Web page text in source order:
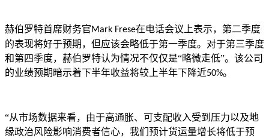
赫伯罗特首席财务官Mark Frese在电话会议上表示，第二季度
的表现将好于预期，但应该会略低于第一季度。对于第三季度
和第四季度，赫伯罗特认为情况不仅仅是“略微走低”。该公司
的业绩预期暗示着下半年收益将较上半年下降近50%。
“从市场数据来看，由于高通胀、可支配收入受到压力以及地
缘政治风险影响消费者信心，我们预计货运量增长将低于预